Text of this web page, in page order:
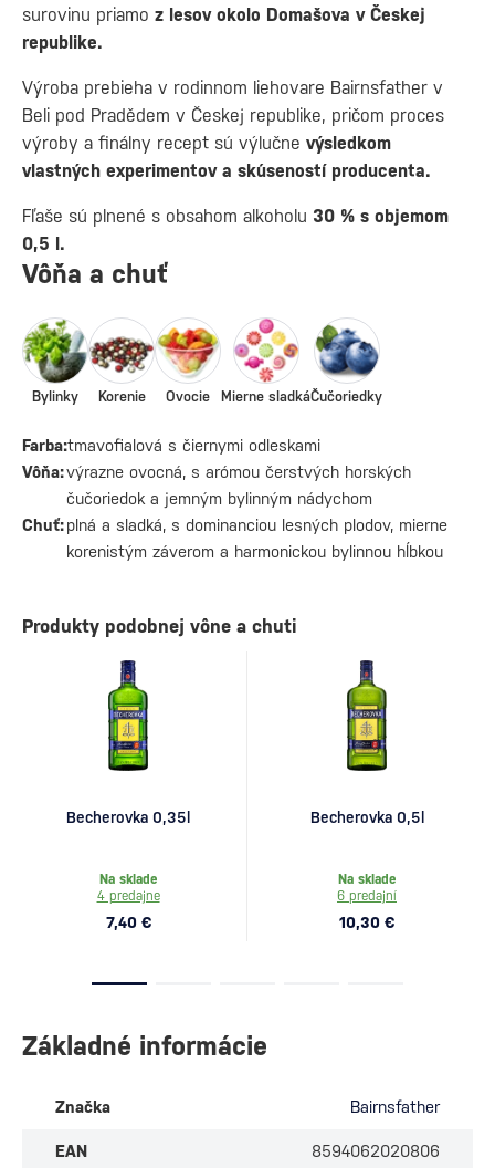
surovinu priamo z lesov okolo Domašova v Českej
republike.
Výroba prebieha v rodinnom liehovare Bairnsfather v
Beli pod Pradědem v Českej republike, pričom proces
výroby a finálny recept sú výlučne výsledkom
vlastných experimentov a skúseností producenta.
Fľaše sú plnené s obsahom alkoholu 30 % s objemom
0,5 l.
Vôňa a chuť
Farba:tmavofialová s čiernymi odleskami
Vôňa:výrazne ovocná, s arómou čerstvých horských
čučoriedok a jemným bylinným nádychom
Chuť:plná a sladká, s dominanciou lesných plodov, mierne
korenistým záverom a harmonickou bylinnou hĺbkou
Bylinky Korenie Ovocie Mierne sladkáČučoriedky
Produkty podobnej vône a chuti
Becherovka 0,35l
Na sklade
4 predajne
7,40 €
Becherovka 0,5l
Na sklade
6 predajní
10,30 €
Základné informácie
Značka Bairnsfather
EAN 8594062020806